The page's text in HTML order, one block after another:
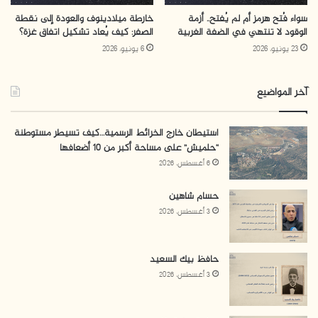
الضفة الغربية، ثم تم إقرار قانون نقابة المهندسين/ مركز غزة
سنة 2014، من قبل المجلس التشريعي في غزة فقط، وأصبحت
تعرف بعدها بنقابة
المهندسين الفلسطينيين/ مركز غزة
مركز القدس في الضفة الغربية. وذلك هو أحد تجليات الانقسام
الجغرافي والسياسي بين الضفة الغربية وقطاع غزة.
واقع النقابة
لا تخفى المحاولات الدؤوبة للسلطة التنفيذية من أجل
السيطرة على النقابات المهنية، حيث تريد السلطة وأجهزتها
دوام السيطرة على الرأي العام، الذي تشكل النقابات المهنيه
أحد أهم أركانه، وذلك باستخدام كل الأدوات الممكنة لتكرار
“الفوز” في انتخابات نقابة المهندسين في كل دورة لذات
الكتلة التي تمثل الحزب الحاكم. ونتيجة لذلك فقد انعدمت
سواء فُتح هرمز أم لم يُفتح.. أزمة
الوقود لا تنتهي في الضفة الغربية
23 يونيو، 2026
خارطة ميلادينوف والعودة إلى نقطة
الصفر: كيف يُعاد تشكيل اتفاق غزة؟
6 يونيو، 2026
آخر المواضيع
استيطان خارج الخرائط الرسمية…كيف تسيطر مستوطنة
“حلميش” على مساحة أكبر من 10 أضعافها
6 أغسطس، 2026
حسام شاهين
3 أغسطس، 2026
حافظ بيك السعيد
3 أغسطس، 2026